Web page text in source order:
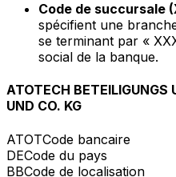
Code de succursale
spécifient une
se terminant par «
social de la banque.
ATOTECH BETEILIGUNGS
UND CO. KG
ATOTCode bancaire
DECode du pays
BBCode de localisation